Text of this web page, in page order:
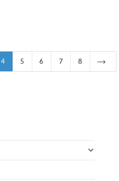
4 5 6 7 8